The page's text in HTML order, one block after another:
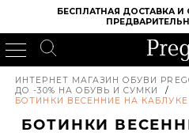
БЕСПЛАТНАЯ ДОСТАВКА
ИНТЕРНЕТ МАГАЗИН ОБУВИ
ДО -30% НА ОБУВЬ И СУМКИ
/
БОТИНКИ ВЕСЕННИЕ НА КАБЛУКЕ
БОТИНКИ